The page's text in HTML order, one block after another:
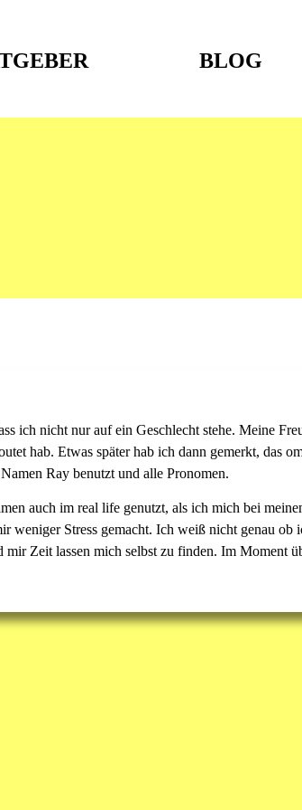
BLOG
ich nicht nur auf ein Geschlecht stehe. Meine
hab. Etwas später hab ich dann gemerkt, das
Ray benutzt und alle Pronomen.
auch im real life genutzt, als ich mich bei
weniger Stress gemacht. Ich weiß nicht genau
Zeit lassen mich selbst zu finden. Im Moment